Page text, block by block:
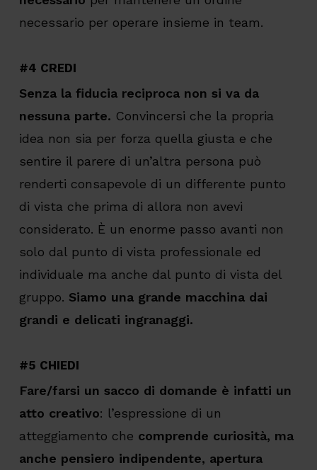
necessario per operare insieme in team.
#4 CREDI
Senza la fiducia reciproca non si va da
nessuna parte. Convincersi che la propria
idea non sia per forza quella giusta e che
sentire il parere di un’altra persona può
renderti consapevole di un differente punto
di vista che prima di allora non avevi
considerato. È un enorme passo avanti non
solo dal punto di vista professionale ed
individuale ma anche dal punto di vista del
gruppo. Siamo una grande macchina dai
grandi e delicati ingranaggi.
#5 CHIEDI
Fare/farsi un sacco di domande è infatti un
atto creativo: l’espressione di un
atteggiamento che comprende curiosità, ma
anche pensiero indipendente, apertura